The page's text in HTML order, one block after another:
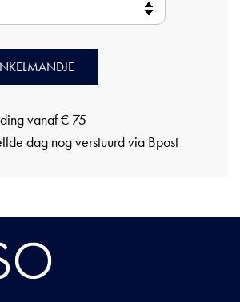
vanaf € 75
dag nog verstuurd via Bpost